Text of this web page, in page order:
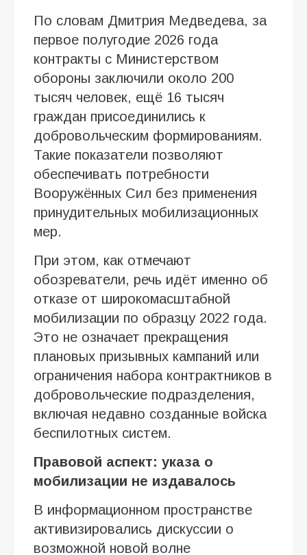
По словам Дмитрия Медведева, за
первое полугодие 2026 года
контракты с Министерством
обороны заключили около 200
тысяч человек, ещё 16 тысяч
граждан присоединились к
добровольческим формированиям.
Такие показатели позволяют
обеспечивать потребности
Вооружённых Сил без применения
принудительных мобилизационных
мер.
При этом, как отмечают
обозреватели, речь идёт именно об
отказе от широкомасштабной
мобилизации по образцу 2022 года.
Это не означает прекращения
плановых призывных кампаний или
ограничения набора контрактников в
добровольческие подразделения,
включая недавно созданные войска
беспилотных систем.
Правовой аспект: указа о
мобилизации не издавалось
В информационном пространстве
активизировались дискуссии о
возможной новой волне